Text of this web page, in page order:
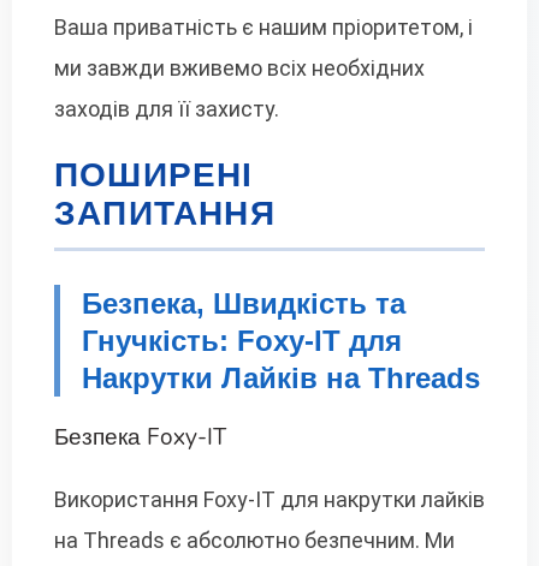
Ваша приватність є нашим пріоритетом, і
ми завжди вживемо всіх необхідних
заходів для її захисту.
ПОШИРЕНІ
ЗАПИТАННЯ
Безпека, Швидкість та
Гнучкість: Foxy-IT для
Накрутки Лайків на Threads
Безпека Foxy-IT
Використання Foxy-IT для накрутки лайків
на Threads є абсолютно безпечним. Ми